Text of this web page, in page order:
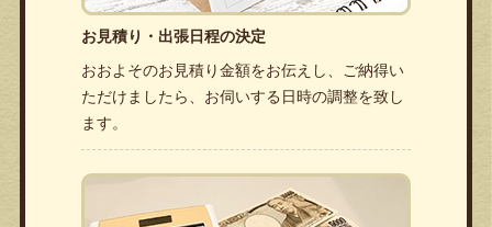
お見積り・出張日程の決定
おおよそのお見積り金額をお伝えし、ご納得い
ただけましたら、お伺いする日時の調整を致し
ます。